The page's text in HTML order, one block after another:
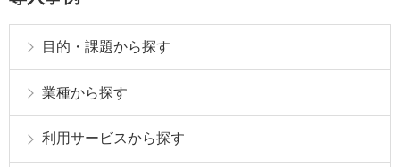
目的・課題から探す
業種から探す
利用サービスから探す